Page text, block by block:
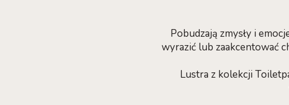
Pobudzają zmysły i
wyrazić lub zaakcentować
Lustra z kolekcji